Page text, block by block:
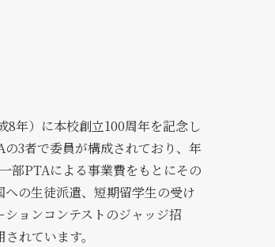
年）に本校創立100周年を記念し
3者で委員が構成されており、年
部PTAによる事業費をもとにその
の生徒派遣、短期留学生の受け
ョンコンテストのジャッジ招
れています。